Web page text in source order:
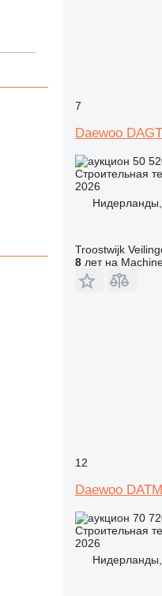
7
Daewoo
50
Строительная
2026
Troostwijk
8лет на
12
Daewoo
70
Строительная
2026